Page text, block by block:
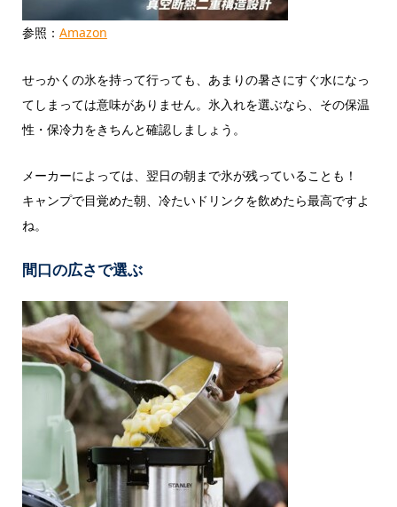
参照： Amazon
せっかくの氷を持って行っても、あまりの暑さにすぐ水になっ
てしまっては意味がありません。氷入れを選ぶなら、その保温
性・保冷力をきちんと確認しましょう。
メーカーによっては、翌日の朝まで氷が残っていることも！
キャンプで目覚めた朝、冷たいドリンクを飲めたら最高ですよ
ね。
間口の広さで選ぶ